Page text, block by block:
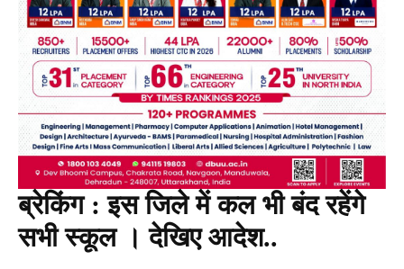
ब्रेकिंग : इस जिले में कल भी बंद रहेंगे
सभी स्कूल । देखिए आदेश..